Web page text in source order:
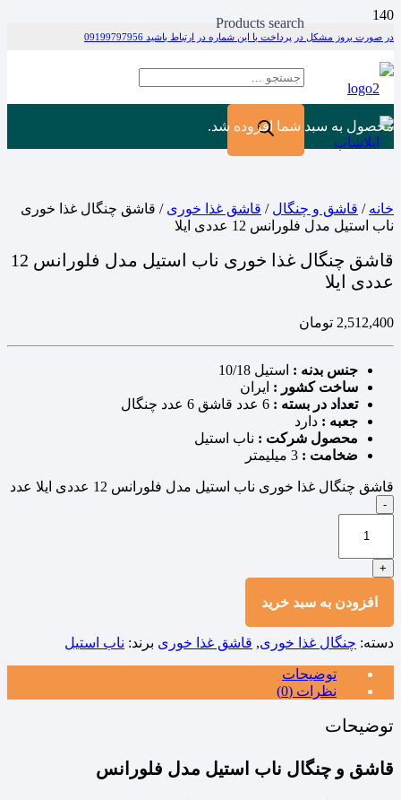
در صورت بروز مشکل در پرداخت با این شماره در ارتباط باشید 09199797956
Products search
محصول به سبد شما افزوده شد.
خانه / قاشق و چنگال / قاشق غذا خوری / قاشق چنگال غذا خوری
ناب استیل مدل فلورانس 12 عددی ایلا
قاشق چنگال غذا خوری ناب استیل مدل فلورانس 12
عددی ایلا
2,512,400 تومان
جنس بدنه : استیل 10/18
ساخت کشور : ایران
تعداد در بسته :
جعبه : دارد
محصول شرکت : ناب استیل
ضخامت :
قاشق چنگال غذا خوری ناب استیل مدل فلورانس 12 عددی ایلا عدد
-
+
افزودن به سبد خرید
دسته: چنگال غذا خوری, قاشق غذا خوری برند: ناب استیل
توضیحات
نظرات (0)
توضیحات
قاشق و چنگال ناب استیل مدل فلورانس